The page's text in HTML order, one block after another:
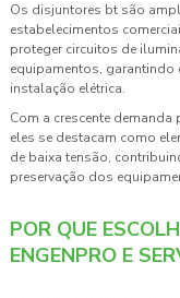
Os disjuntores bt são
estabelecimentos
proteger circuitos de
equipamentos, garantindo
instalação elétrica.
Com a crescente
eles se destacam como
de baixa tensão,
preservação dos
POR QUE
ENGENPRO E